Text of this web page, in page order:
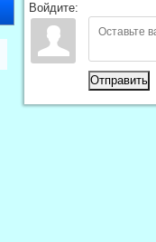
Войдите:
Отправить